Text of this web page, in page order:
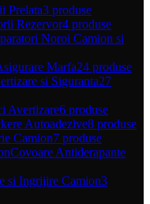
Prelata3 produse
Rezervor4 produse
Noroi Camion si
Marfa24 produse
si Siguranta27
Avertizare6 produse
Autoadezive8 produse
Camion7 produse
Covoare Antiderapante
si Ingrijire Camion3